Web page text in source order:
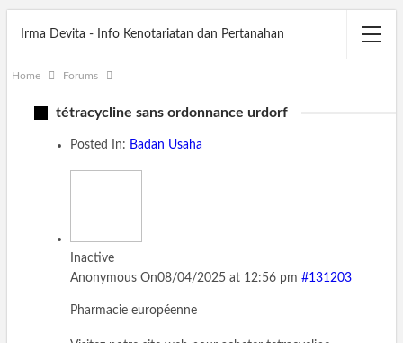
Irma Devita - Info Kenotariatan dan Pertanahan
Home Forums
tétracycline sans ordonnance urdorf
Posted In: Badan Usaha
Inactive
Anonymous On08/04/2025 at 12:56 pm #131203
Pharmacie européenne